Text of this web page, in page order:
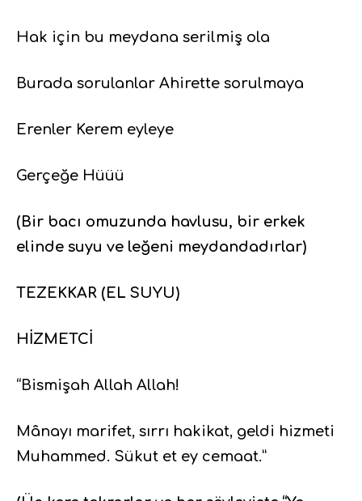
Hak için bu meydana serilmiş ola
Burada sorulanlar Ahirette sorulmaya
Erenler Kerem eyleye
Gerçeğe Hüüü
(Bir bacı omuzunda havlusu, bir erkek
elinde suyu ve leğeni meydandadırlar)
TEZEKKAR (EL SUYU)
HİZMETCİ
“Bismişah Allah Allah!
Mânayı marifet, sırrı hakikat, geldi hizmeti
Muhammed. Sükut et ey cemaat.”